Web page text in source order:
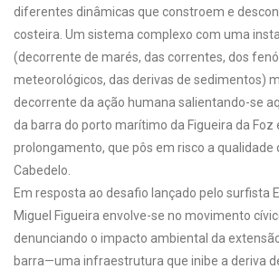
diferentes dinâmicas que constroem e
costeira. Um sistema complexo com uma
(decorrente de marés, das correntes, dos
meteorológicos, das derivas de sedimentos)
decorrente da ação humana salientando-se
da barra do porto marítimo da Figueira da Foz
prolongamento, que pôs em risco a qualidade
Cabedelo.
Em resposta ao desafio lançado pelo surfista
Miguel Figueira envolve-se no movimento
denunciando o impacto ambiental da
barra—uma infraestrutura que inibe a deriva